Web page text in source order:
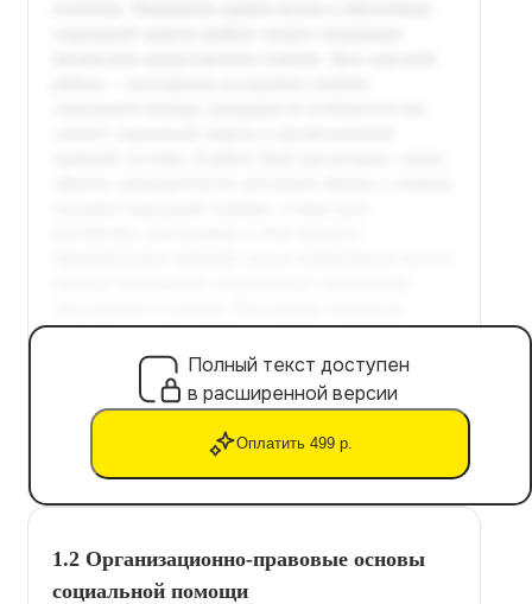
Полный текст доступен
в расширенной версии
Оплатить 499 р.
1.2 Организационно-правовые основы
социальной помощи